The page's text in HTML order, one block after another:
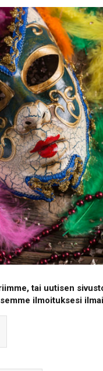
tai uutisen
ilmoituksesi